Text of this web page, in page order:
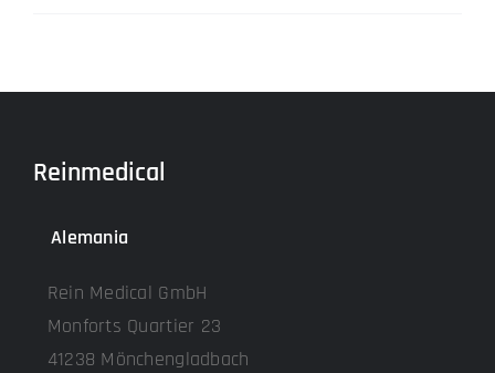
Reinmedical
Alemania
Rein Medical GmbH
Monforts Quartier 23
41238 Mönchengladbach